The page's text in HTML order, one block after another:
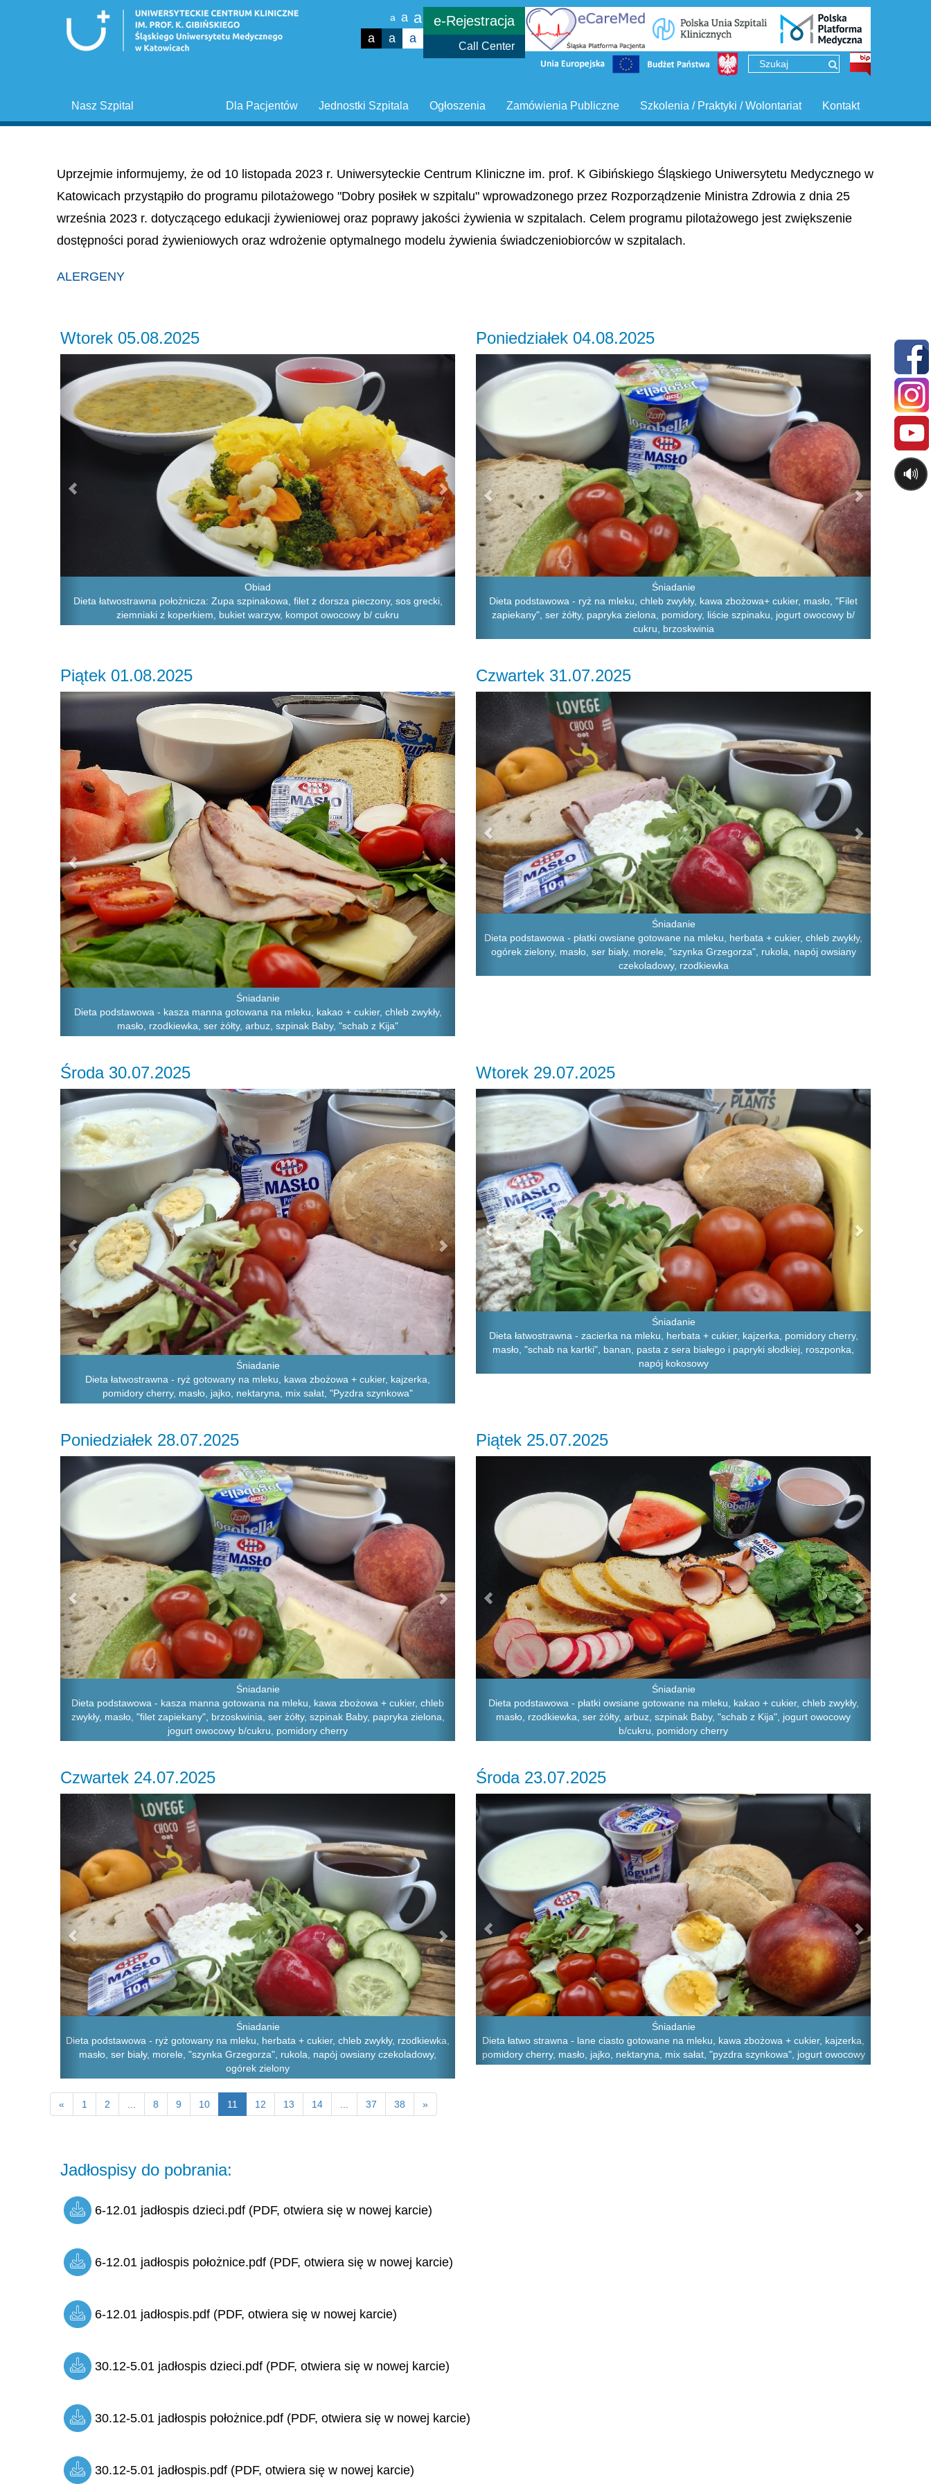
a a a
a a a
e-Rejestracja
Call Center
Kontakt
Szkolenia / Praktyki / Wolontariat
Zamówienia Publiczne
Ogłoszenia
Jednostki Szpitala
Dla Pacjentów
Nasz Szpital
Uprzejmie informujemy, że od 10 listopada 2023 r. Uniwersyteckie Centrum Kliniczne im. prof. K Gibińskiego Śląskiego Uniwersytetu Medycznego w
Katowicach przystąpiło do programu pilotażowego "Dobry posiłek w szpitalu" wprowadzonego przez Rozporządzenie Ministra Zdrowia z dnia 25
września 2023 r. dotyczącego edukacji żywieniowej oraz poprawy jakości żywienia w szpitalach. Celem programu pilotażowego jest zwiększenie
dostępności porad żywieniowych oraz wdrożenie optymalnego modelu żywienia świadczeniobiorców w szpitalach.
ALERGENY
Wtorek 05.08.2025
Obiad
Dieta łatwostrawna położnicza: Zupa szpinakowa, filet z dorsza pieczony, sos grecki,
ziemniaki z koperkiem, bukiet warzyw, kompot owocowy b/ cukru
Previous
Poniedziałek 04.08.2025
Śniadanie
Dieta podstawowa - ryż na mleku, chleb zwykły, kawa zbożowa+ cukier, masło, "Filet
zapiekany", ser żółty, papryka zielona, pomidory, liście szpinaku, jogurt owocowy b/
cukru, brzoskwinia
Previous Next
Piątek 01.08.2025
Śniadanie
Dieta podstawowa - kasza manna gotowana na mleku, kakao + cukier, chleb zwykły,
masło, rzodkiewka, ser żółty, arbuz, szpinak Baby, "schab z Kija"
Previous Next
Czwartek 31.07.2025
Śniadanie
Dieta podstawowa - płatki owsiane gotowane na mleku, herbata + cukier, chleb zwykły,
ogórek zielony, masło, ser biały, morele, "szynka Grzegorza", rukola, napój owsiany
czekoladowy, rzodkiewka
Previous
Środa 30.07.2025
Śniadanie
Dieta łatwostrawna - ryż gotowany na mleku, kawa zbożowa + cukier, kajzerka,
pomidory cherry, masło, jajko, nektaryna, mix sałat, "Pyzdra szynkowa"
Previous Next
Wtorek 29.07.2025
Śniadanie
Dieta łatwostrawna - zacierka na mleku, herbata + cukier, kajzerka, pomidory cherry,
masło, "schab na kartki", banan, pasta z sera białego i papryki słodkiej, roszponka,
napój kokosowy
Previous Next
Poniedziałek 28.07.2025
Śniadanie
Dieta podstawowa - kasza manna gotowana na mleku, kawa zbożowa + cukier, chleb
zwykły, masło, "filet zapiekany", brzoskwinia, ser żółty, szpinak Baby, papryka zielona,
jogurt owocowy b/cukru, pomidory cherry
Previous Next
Piątek 25.07.2025
Śniadanie
Dieta podstawowa - płatki owsiane gotowane na mleku, kakao + cukier, chleb zwykły,
masło, rzodkiewka, ser żółty, arbuz, szpinak Baby, "schab z Kija", jogurt owocowy
b/cukru, pomidory cherry
Czwartek 24.07.2025
Śniadanie
Dieta podstawowa - ryż gotowany na mleku, herbata + cukier, chleb zwykły, rzodkiewka,
masło, ser biały, morele, "szynka Grzegorza", rukola, napój owsiany czekoladowy,
ogórek zielony
Previous
Środa 23.07.2025
Śniadanie
Dieta łatwo strawna - lane ciasto gotowane na mleku, kawa zbożowa + cukier, kajzerka,
pomidory cherry, masło, jajko, nektaryna, mix sałat, "pyzdra szynkowa", jogurt owocowy
Previous Next
« 1 2 8 9 10 11 12 13 14 37 38 »
Jadłospisy do pobrania:
6-12.01 jadłospis dzieci.pdf (PDF, otwiera się w nowej karcie)
6-12.01 jadłospis położnice.pdf (PDF, otwiera się w nowej karcie)
6-12.01 jadłospis.pdf (PDF, otwiera się w nowej karcie)
30.12-5.01 jadłospis dzieci.pdf (PDF, otwiera się w nowej karcie)
30.12-5.01 jadłospis położnice.pdf (PDF, otwiera się w nowej karcie)
30.12-5.01 jadłospis.pdf (PDF, otwiera się w nowej karcie)
🔊